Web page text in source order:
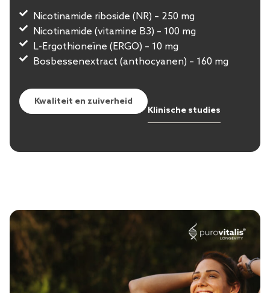
Nicotinamide riboside (NR) – 250 mg
Nicotinamide (vitamine B3) – 100 mg
L-Ergothioneïne (ERGO) – 10 mg
Bosbessenextract (anthocyanen) – 160 mg
Kwaliteit en zuiverheid
Klinische studies